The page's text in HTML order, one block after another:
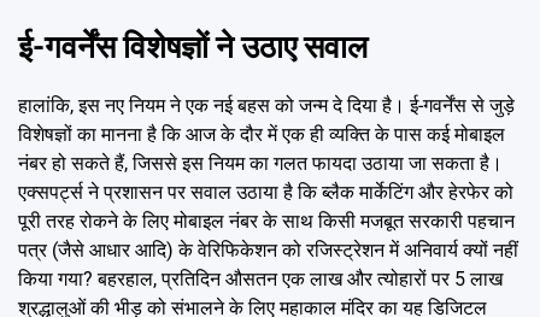
ई-गवर्नेंस विशेषज्ञों ने उठाए सवाल
हालांकि, इस नए नियम ने एक नई बहस को जन्म दे दिया है। ई-गवर्नेंस से जुड़े
विशेषज्ञों का मानना है कि आज के दौर में एक ही व्यक्ति के पास कई मोबाइल
नंबर हो सकते हैं, जिससे इस नियम का गलत फायदा उठाया जा सकता है।
एक्सपर्ट्स ने प्रशासन पर सवाल उठाया है कि ब्लैक मार्केटिंग और हेरफेर को
पूरी तरह रोकने के लिए मोबाइल नंबर के साथ किसी मजबूत सरकारी पहचान
पत्र (जैसे आधार आदि) के वेरिफिकेशन को रजिस्ट्रेशन में अनिवार्य क्यों नहीं
किया गया? बहरहाल, प्रतिदिन औसतन एक लाख और त्योहारों पर 5 लाख
श्रद्धालुओं की भीड़ को संभालने के लिए महाकाल मंदिर का यह डिजिटल